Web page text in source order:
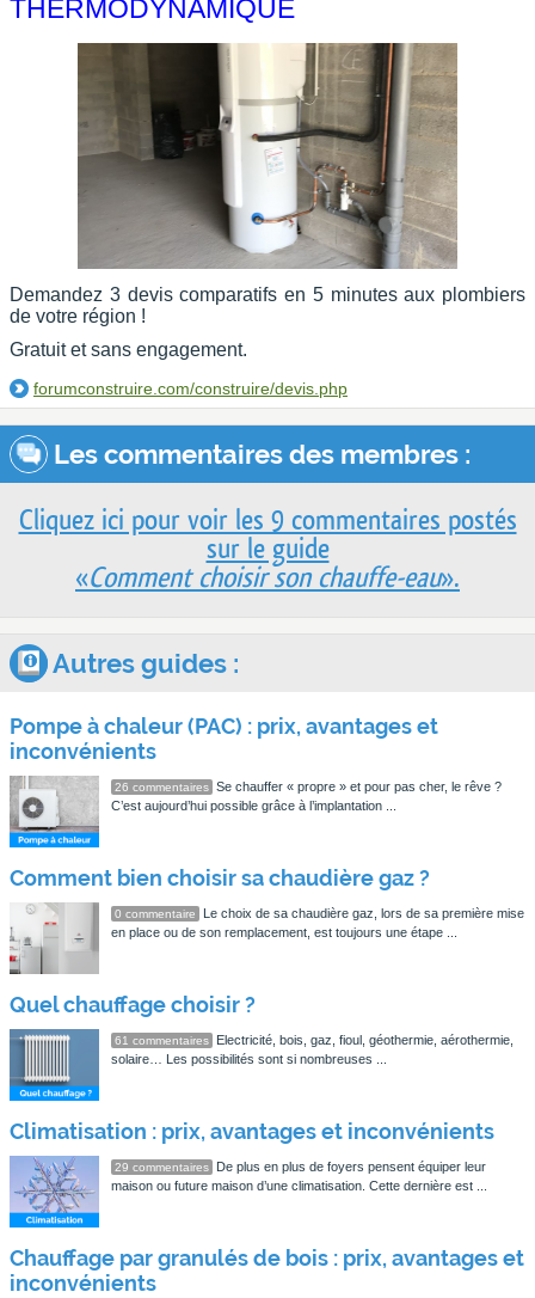
THERMODYNAMIQUE
Demandez 3 devis comparatifs en 5 minutes aux plombiers
de votre région !
Gratuit et sans engagement.
forumconstruire.com/construire/devis.php
Les commentaires des membres :
Cliquez ici pour voir les 9 commentaires postés
sur le guide
«Comment choisir son chauffe-eau».
Autres guides :
Pompe à chaleur (PAC) : prix, avantages et
inconvénients
26 commentaires Se chauffer « propre » et pour pas cher, le rêve ?
C’est aujourd’hui possible grâce à l’implantation ...
Comment bien choisir sa chaudière gaz ?
0 commentaire
Le choix de sa chaudière gaz, lors de sa première mise
en place ou de son remplacement, est toujours une étape ...
Quel chauffage choisir ?
61 commentaires
Electricité, bois, gaz, fioul, géothermie, aérothermie,
solaire… Les possibilités sont si nombreuses ...
Climatisation : prix, avantages et inconvénients
29 commentaires
De plus en plus de foyers pensent équiper leur
maison ou future maison d’une climatisation. Cette dernière est ...
Chauffage par granulés de bois : prix, avantages et
inconvénients